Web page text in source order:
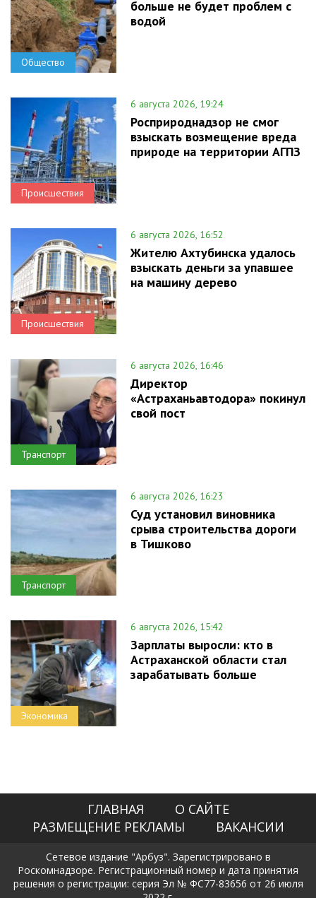
Общество
больше не будет проблем с
водой
Происшествия
6 августа 2026, 19:24
Росприроднадзор не смог
взыскать возмещение вреда
природе на территории АГПЗ
Происшествия
6 августа 2026, 16:52
Жителю Ахтубинска удалось
взыскать деньги за упавшее
на машину дерево
Транспорт
6 августа 2026, 16:46
Директор
«Астраханьавтодора» покинул
свой пост
Транспорт
6 августа 2026, 16:23
Суд установил виновника
срыва строительства дороги
в Тишково
Экономика
6 августа 2026, 15:42
Зарплаты выросли: кто в
Астраханской области стал
зарабатывать больше
ГЛАВНАЯ
О САЙТЕ
РАЗМЕЩЕНИЕ РЕКЛАМЫ
ВАКАНСИИ
Сетевое издание "Арбуз". Зарегистрировано в
Роскомнадзоре. Регистрационный номер и дата принятия
решения о регистрации: серия Эл № ФС77-83656 от 26 июля